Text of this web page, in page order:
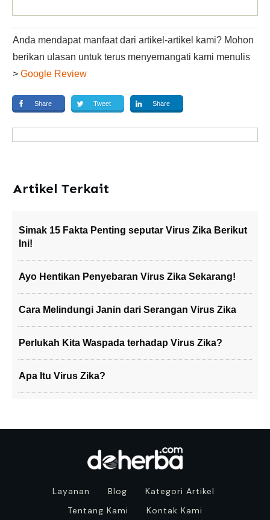
Anda mendapat manfaat dari artikel-artikel kami? Mohon
berikan ulasan untuk terus menyemangati kami menulis
> Google Review
Share Tweet Share
Artikel Terkait
Simak 15 Fakta Penting seputar Virus Zika Berikut
Ini!
Ayo Hentikan Penyebaran Virus Zika Sekarang!
Cara Melindungi Janin dari Serangan Virus Zika
Perlukah Kita Waspada terhadap Virus Zika?
Apa Itu Virus Zika?
Layanan Blog
Kategori Artikel
Tentang Kami
Kontak Kami